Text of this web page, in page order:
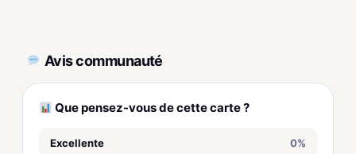
Avis communauté
Que pensez-vous de cette carte ?
Excellente 0%